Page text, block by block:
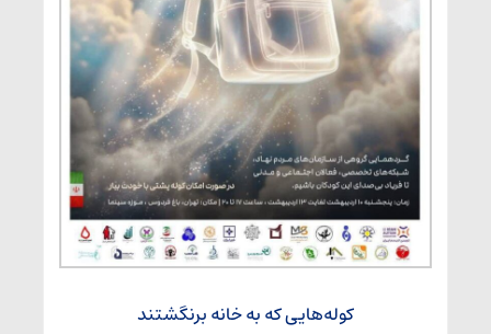
کوله‌هایی که به خانه برنگشتند